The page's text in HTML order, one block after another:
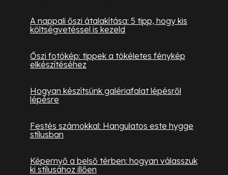
A nappali őszi átalakítása: 5 tipp, hogy kis
költségvetéssel is kezeld
Őszi fotókép: tippek a tökéletes fénykép
elkészítéséhez
Hogyan készítsünk galériafalat lépésről
lépésre
Festés számokkal: Hangulatos este hygge
stílusban
Képernyő a belső térben: hogyan válasszuk
ki stílusához illően